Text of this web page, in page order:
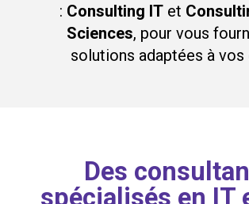
: Consulting IT et
Sciences, pour vous
solutions adaptées à vos
Des
spécialisés en IT